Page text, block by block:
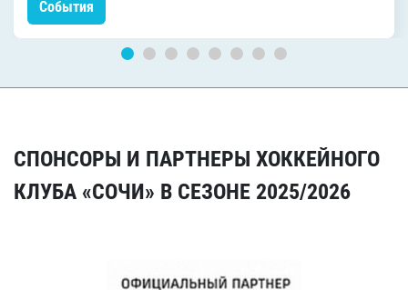
События
СПОНСОРЫ И ПАРТНЕРЫ ХОККЕЙНОГО
КЛУБА «СОЧИ» В СЕЗОНЕ 2025/2026